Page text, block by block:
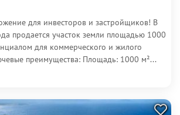
для инвесторов и застройщиков! В
продается участок земли площадью 1000
для коммерческого и жилого
преимущества: Площадь: 1000 м²...